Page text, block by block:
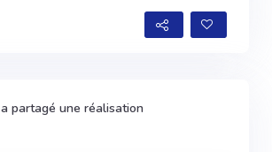
a partagé une réalisation